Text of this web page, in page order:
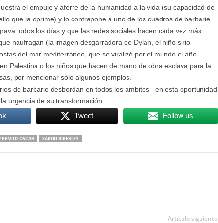
el empuje y aferre de la humanidad a la vida (su capacidad de
que la oprime) y lo contrapone a uno de los cuadros de barbarie
todos los días y que las redes sociales hacen cada vez más
naufragan (la imagen desgarradora de Dylan, el niño sirio
del mar mediterráneo, que se viralizó por el mundo el año
Palestina o los niños que hacen de mano de obra esclava para la
por mencionar sólo algunos ejemplos.
de barbarie desbordan en todos los ámbitos –en esta oportunidad
urgencia de su transformación.
Tweet Follow us
PREMIOS OSCAR SAROO BIRERLEY
Artículo siguiente